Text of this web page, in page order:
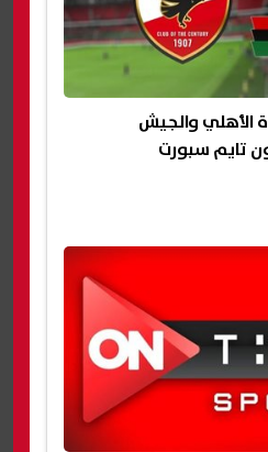
الأهلي والجيش
تايم سبورت